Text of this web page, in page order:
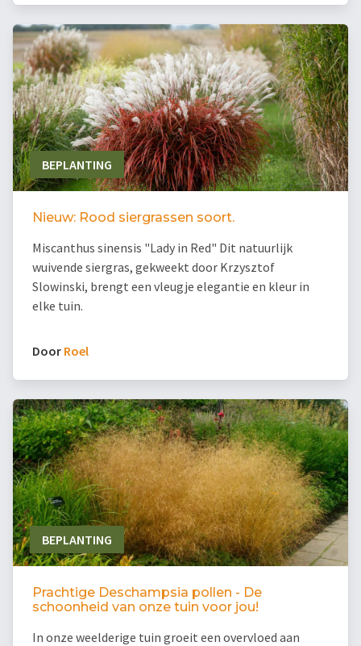
BEPLANTING
Nieuw: Rood siergrassen soort.
Miscanthus sinensis "Lady in Red" Dit natuurlijk
wuivende siergras, gekweekt door Krzysztof
Slowinski, brengt een vleugje elegantie en kleur in
elke tuin.
Door Roel
BEPLANTING
Prachtige Deschampsia pollen - De
schoonheid van onze tuin voor jou!
In onze weelderige tuin groeit een overvloed aan